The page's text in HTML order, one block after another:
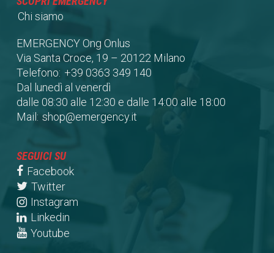
Chi siamo
EMERGENCY Ong Onlus
Via Santa Croce, 19 – 20122 Milano
Telefono: +39 0363 349 140
Dal lunedì al venerdì
dalle 08:30 alle 12:30 e dalle 14:00 alle 18:00
Mail: shop@emergency.it
SEGUICI SU
Facebook
Twitter
Instagram
Linkedin
Youtube